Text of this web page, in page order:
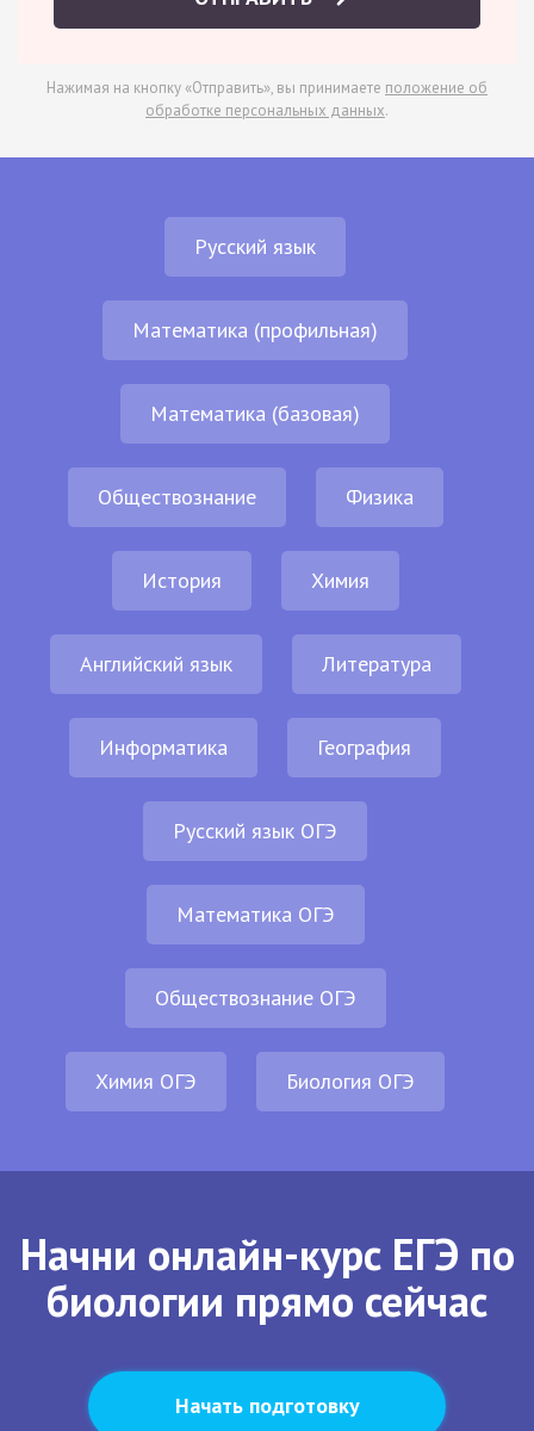
Нажимая на кнопку «Отправить», вы принимаете положение об
обработке персональных данных.
Русский язык
Математика (профильная)
Математика (базовая)
Обществознание Физика
История Химия
Английский язык Литература
Информатика География
Русский язык ОГЭ
Математика ОГЭ
Обществознание ОГЭ
Химия ОГЭ Биология ОГЭ
Начни онлайн-курс ЕГЭ по
биологии прямо сейчас
Начать подготовку